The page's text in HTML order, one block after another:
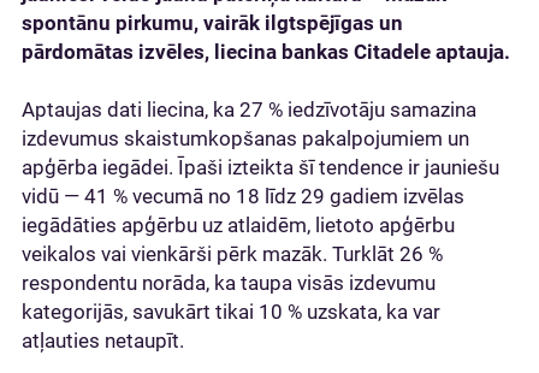
spontānu pirkumu, vairāk ilgtspējīgas un
pārdomātas izvēles, liecina bankas Citadele aptauja.
Aptaujas dati liecina, ka 27 % iedzīvotāju samazina
izdevumus skaistumkopšanas pakalpojumiem un
apģērba iegādei. Īpaši izteikta šī tendence ir jauniešu
vidū — 41 % vecumā no 18 līdz 29 gadiem izvēlas
iegādāties apģērbu uz atlaidēm, lietoto apģērbu
veikalos vai vienkārši pērk mazāk. Turklāt 26 %
respondentu norāda, ka taupa visās izdevumu
kategorijās, savukārt tikai 10 % uzskata, ka var
atļauties netaupīt.